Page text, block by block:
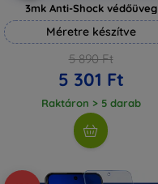
3mk Anti-Shock védőüveg
Méretre készítve
5 890 Ft
5 301 Ft
Raktáron > 5 darab